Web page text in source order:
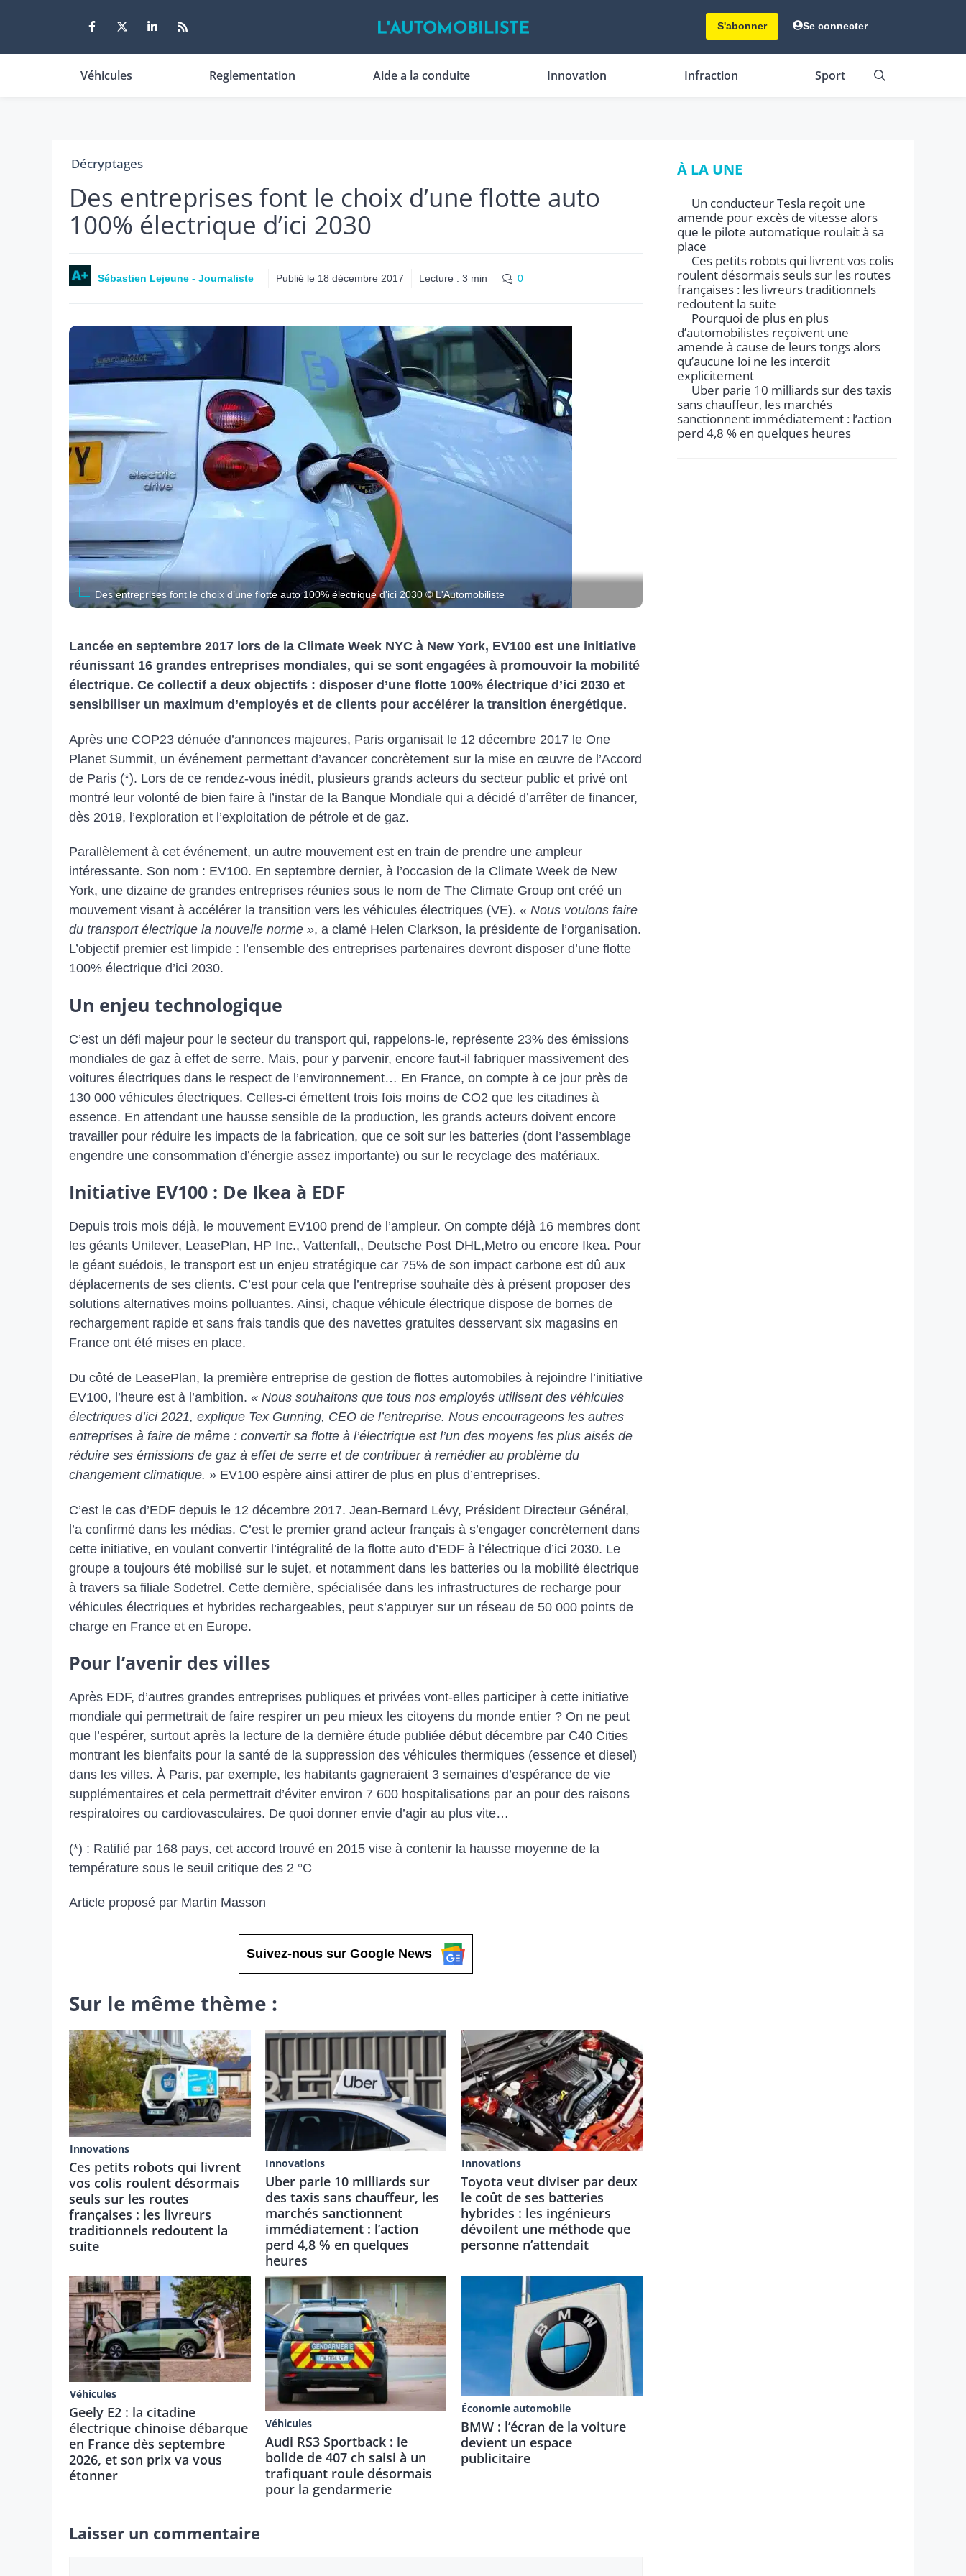
S'abonner Se connecter
Véhicules Reglementation Aide a la conduite Innovation Infraction Sport
Décryptages
Des entreprises font le choix d’une flotte auto
100% électrique d’ici 2030
Sébastien Lejeune - Journaliste Publié le 18 décembre 2017 Lecture : 3 min 0
Des entreprises font le choix d’une flotte auto 100% électrique d’ici 2030 © L'Automobiliste
Lancée en septembre 2017 lors de la Climate Week NYC à New York, EV100 est une initiative
réunissant 16 grandes entreprises mondiales, qui se sont engagées à promouvoir la mobilité
électrique. Ce collectif a deux objectifs : disposer d’une flotte 100% électrique d’ici 2030 et
sensibiliser un maximum d’employés et de clients pour accélérer la transition énergétique.
Après une COP23 dénuée d’annonces majeures, Paris organisait le 12 décembre 2017 le One
Planet Summit, un événement permettant d’avancer concrètement sur la mise en œuvre de l’Accord
de Paris (*). Lors de ce rendez-vous inédit, plusieurs grands acteurs du secteur public et privé ont
montré leur volonté de bien faire à l’instar de la Banque Mondiale qui a décidé d’arrêter de financer,
dès 2019, l’exploration et l’exploitation de pétrole et de gaz.
Parallèlement à cet événement, un autre mouvement est en train de prendre une ampleur
intéressante. Son nom : EV100. En septembre dernier, à l’occasion de la Climate Week de New
York, une dizaine de grandes entreprises réunies sous le nom de The Climate Group ont créé un
mouvement visant à accélérer la transition vers les véhicules électriques (VE). « Nous voulons faire
du transport électrique la nouvelle norme », a clamé Helen Clarkson, la présidente de l’organisation.
L’objectif premier est limpide : l’ensemble des entreprises partenaires devront disposer d’une flotte
100% électrique d’ici 2030.
Un enjeu technologique
C’est un défi majeur pour le secteur du transport qui, rappelons-le, représente 23% des émissions
mondiales de gaz à effet de serre. Mais, pour y parvenir, encore faut-il fabriquer massivement des
voitures électriques dans le respect de l’environnement… En France, on compte à ce jour près de
130 000 véhicules électriques. Celles-ci émettent trois fois moins de CO2 que les citadines à
essence. En attendant une hausse sensible de la production, les grands acteurs doivent encore
travailler pour réduire les impacts de la fabrication, que ce soit sur les batteries (dont l’assemblage
engendre une consommation d’énergie assez importante) ou sur le recyclage des matériaux.
Initiative EV100 : De Ikea à EDF
Depuis trois mois déjà, le mouvement EV100 prend de l’ampleur. On compte déjà 16 membres dont
les géants Unilever, LeasePlan, HP Inc., Vattenfall,, Deutsche Post DHL,Metro ou encore Ikea. Pour
le géant suédois, le transport est un enjeu stratégique car 75% de son impact carbone est dû aux
déplacements de ses clients. C’est pour cela que l’entreprise souhaite dès à présent proposer des
solutions alternatives moins polluantes. Ainsi, chaque véhicule électrique dispose de bornes de
rechargement rapide et sans frais tandis que des navettes gratuites desservant six magasins en
France ont été mises en place.
Du côté de LeasePlan, la première entreprise de gestion de flottes automobiles à rejoindre l’initiative
EV100, l’heure est à l’ambition. « Nous souhaitons que tous nos employés utilisent des véhicules
électriques d’ici 2021, explique Tex Gunning, CEO de l’entreprise. Nous encourageons les autres
entreprises à faire de même : convertir sa flotte à l’électrique est l’un des moyens les plus aisés de
réduire ses émissions de gaz à effet de serre et de contribuer à remédier au problème du
changement climatique. » EV100 espère ainsi attirer de plus en plus d’entreprises.
C’est le cas d’EDF depuis le 12 décembre 2017. Jean-Bernard Lévy, Président Directeur Général,
l’a confirmé dans les médias. C’est le premier grand acteur français à s’engager concrètement dans
cette initiative, en voulant convertir l’intégralité de la flotte auto d’EDF à l’électrique d’ici 2030. Le
groupe a toujours été mobilisé sur le sujet, et notamment dans les batteries ou la mobilité électrique
à travers sa filiale Sodetrel. Cette dernière, spécialisée dans les infrastructures de recharge pour
véhicules électriques et hybrides rechargeables, peut s’appuyer sur un réseau de 50 000 points de
charge en France et en Europe.
Pour l’avenir des villes
Après EDF, d’autres grandes entreprises publiques et privées vont-elles participer à cette initiative
mondiale qui permettrait de faire respirer un peu mieux les citoyens du monde entier ? On ne peut
que l’espérer, surtout après la lecture de la dernière étude publiée début décembre par C40 Cities
montrant les bienfaits pour la santé de la suppression des véhicules thermiques (essence et diesel)
dans les villes. À Paris, par exemple, les habitants gagneraient 3 semaines d’espérance de vie
supplémentaires et cela permettrait d’éviter environ 7 600 hospitalisations par an pour des raisons
respiratoires ou cardiovasculaires. De quoi donner envie d’agir au plus vite…
(*) : Ratifié par 168 pays, cet accord trouvé en 2015 vise à contenir la hausse moyenne de la
température sous le seuil critique des 2 °C
Article proposé par Martin Masson
Suivez-nous sur Google News
Sur le même thème :
Innovations
Ces petits robots qui livrent
vos colis roulent désormais
seuls sur les routes
françaises : les livreurs
traditionnels redoutent la
suite
Innovations
Uber parie 10 milliards sur
des taxis sans chauffeur, les
marchés sanctionnent
immédiatement : l’action
perd 4,8 % en quelques
heures
Innovations
Toyota veut diviser par deux
le coût de ses batteries
hybrides : les ingénieurs
dévoilent une méthode que
personne n’attendait
Véhicules
Geely E2 : la citadine
électrique chinoise débarque
en France dès septembre
2026, et son prix va vous
étonner
Véhicules
Audi RS3 Sportback : le
bolide de 407 ch saisi à un
trafiquant roule désormais
pour la gendarmerie
Économie automobile
BMW : l’écran de la voiture
devient un espace
publicitaire
Laisser un commentaire
À LA UNE
Un conducteur Tesla reçoit une
amende pour excès de vitesse alors
que le pilote automatique roulait à sa
place
Ces petits robots qui livrent vos colis
roulent désormais seuls sur les routes
françaises : les livreurs traditionnels
redoutent la suite
Pourquoi de plus en plus
d’automobilistes reçoivent une
amende à cause de leurs tongs alors
qu’aucune loi ne les interdit
explicitement
Uber parie 10 milliards sur des taxis
sans chauffeur, les marchés
sanctionnent immédiatement : l’action
perd 4,8 % en quelques heures